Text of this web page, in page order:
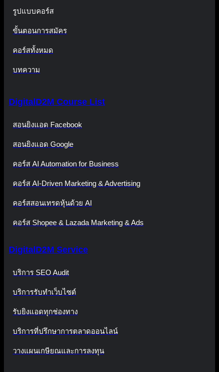
รูปแบบคอร์ส
ขั้นตอนการสมัคร
คอร์สทั้งหมด
บทความ
DigitalD2M Course List
สอนยิงแอด Facebook
สอนยิงแอด Google
คอร์ส AI Automation for Business
คอร์ส AI-Driven Marketing & Advertising
คอร์สสอนเทรดหุ้นด้วย AI
คอร์ส Shopee & Lazada Marketing & Ads
DigitalD2M Service
บริการ SEO Audit
บริการรับทำเว็บไซต์
รับยิงแอดทุกช่องทาง
บริการที่ปรึกษาการตลาดออนไลน์
วางแผนเกษียณและการลงทุน